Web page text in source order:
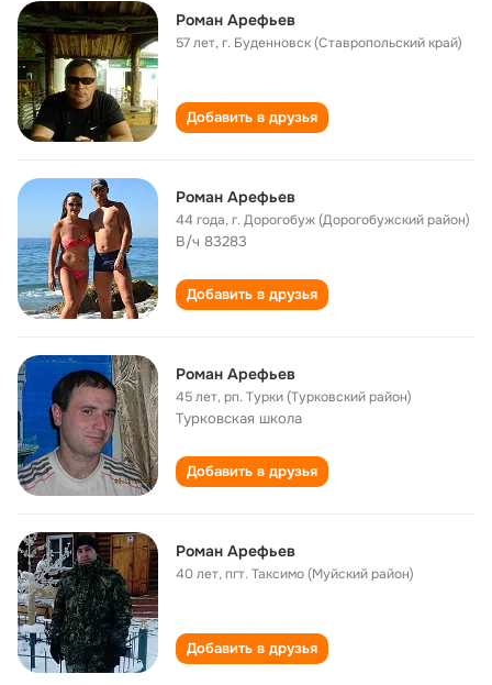
Роман Арефьев
57 лет,г. Буденновск (Ставропольский край)
Добавить в друзья
Роман Арефьев
44 года,г. Дорогобуж (Дорогобужский район)
В/ч 83283
Добавить в друзья
Роман Арефьев
45 лет,рп. Турки (Турковский район)
Турковская школа
Добавить в друзья
Роман Арефьев
40 лет,пгт. Таксимо (Муйский район)
Добавить в друзья